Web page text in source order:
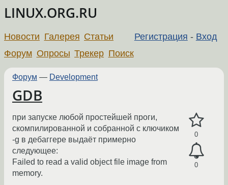
LINUX.ORG.RU
Регистрация - Вход
Новости Галерея Статьи
Форум Опросы Трекер Поиск
Форум — Development
GDB
0
0
при запуске любой простейшей проги,
скомпилированной и собранной с ключиком
-g в дебаггере выдаёт примерно
следующее:
Failed to read a valid object file image from
memory.